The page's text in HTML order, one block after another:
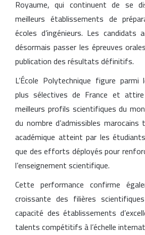
Royaume, qui continuent de se
meilleurs établissements de
écoles d’ingénieurs. Les candidats
désormais passer les épreuves
publication des résultats définitifs.
L’École Polytechnique figure
plus sélectives de France et
meilleurs profils scientifiques du
du nombre d’admissibles
académique atteint par les
que des efforts déployés pour
l’enseignement scientifique.
Cette performance confirme
croissante des filières
capacité des établissements
talents compétitifs à l’échelle